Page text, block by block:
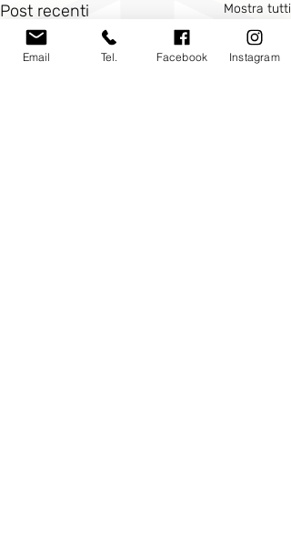
Post recenti Mostra tutti
Email Tel. Facebook Instagram